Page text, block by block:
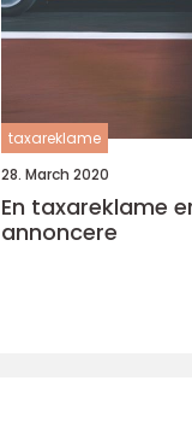
taxareklame
28. March 2020
En taxareklame
annoncere